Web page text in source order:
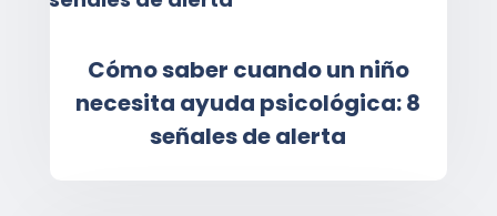
Cómo saber cuando un niño
necesita ayuda psicológica: 8
señales de alerta